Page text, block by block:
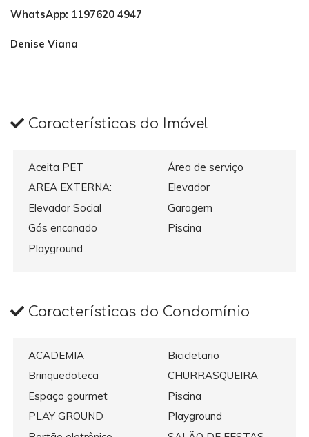
WhatsApp: 1197620 4947
Denise Viana
Características do Imóvel
Aceita PET
Área de serviço
AREA EXTERNA:
Elevador
Elevador Social
Garagem
Gás encanado
Piscina
Playground
Características do Condomínio
ACADEMIA
Bicicletario
Brinquedoteca
CHURRASQUEIRA
Espaço gourmet
Piscina
PLAY GROUND
Playground